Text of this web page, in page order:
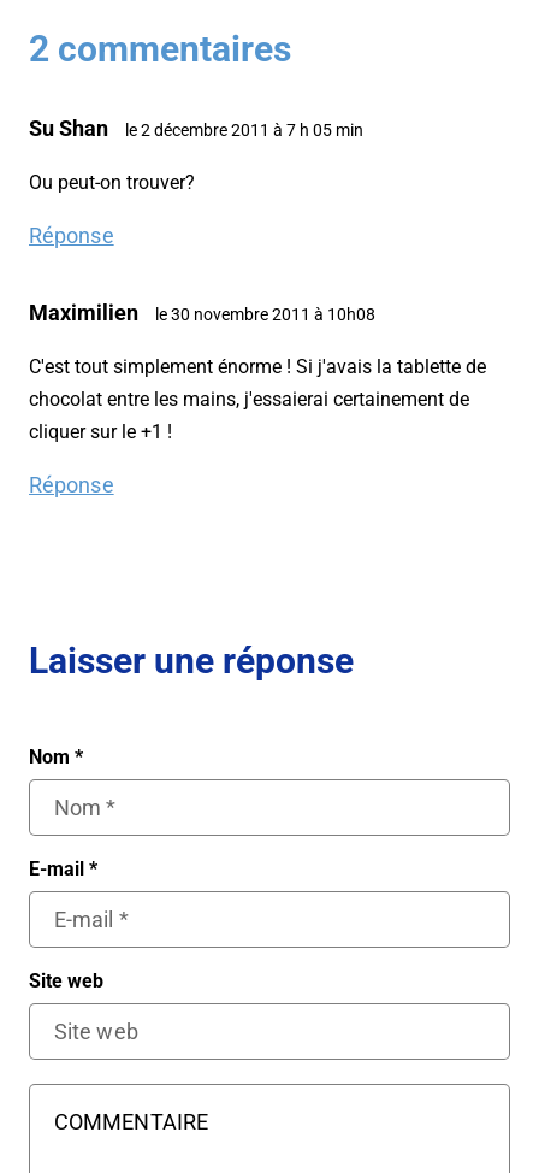
2 commentaires
Su Shan le 2 décembre 2011 à 7 h 05 min
Ou peut-on trouver?
Réponse
Maximilien le 30 novembre 2011 à 10h08
C'est tout simplement énorme ! Si j'avais la tablette de
chocolat entre les mains, j'essaierai certainement de
cliquer sur le +1 !
Réponse
Laisser une réponse
Nom *
E-mail *
Site web